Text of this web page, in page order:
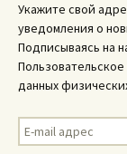
Укажите свой
уведомления о
Подписываясь на
данных
E-
mail